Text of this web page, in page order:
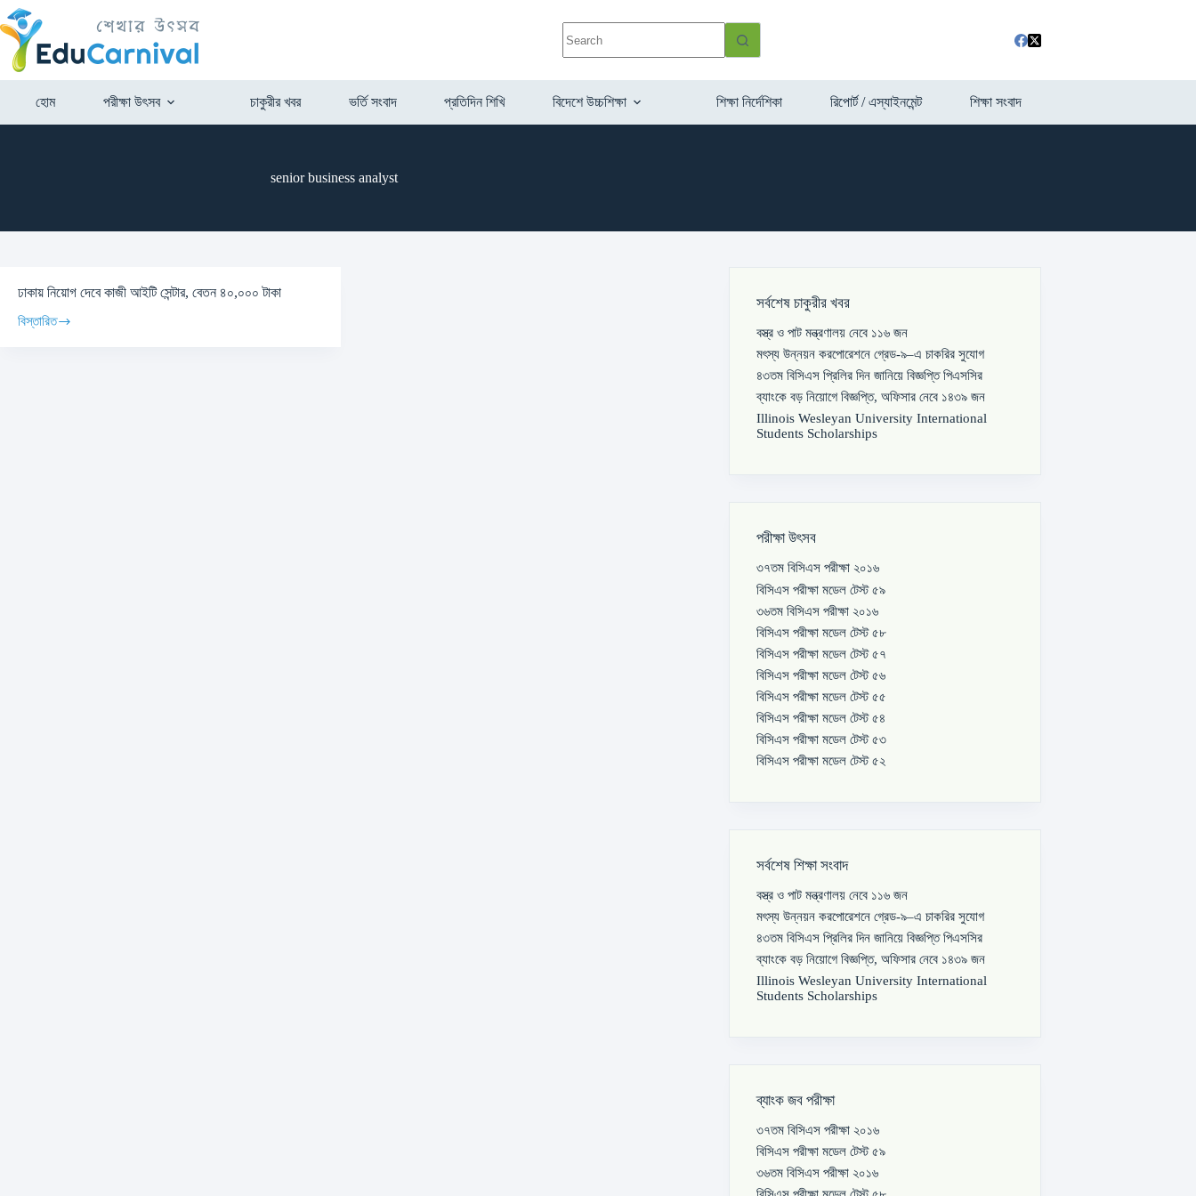
হোম পরীক্ষা উৎসব চাকুরীর খবর ভর্তি সংবাদ প্রতিদিন শিখি বিদেশে উচ্চশিক্ষা শিক্ষা নির্দেশিকা রিপোর্ট / এস্যাইনমেন্ট শিক্ষা সংবাদ
senior business analyst
ঢাকায় নিয়োগ দেবে কাজী আইটি সেন্টার, বেতন ৪০,০০০ টাকা
বিস্তারিত
সর্বশেষ চাকুরীর খবর
বস্ত্র ও পাট মন্ত্রণালয় নেবে ১১৬ জন
মৎস্য উন্নয়ন করপোরেশনে গ্রেড-৯–এ চাকরির সুযোগ
৪৩তম বিসিএস প্রিলির দিন জানিয়ে বিজ্ঞপ্তি পিএসসির
ব্যাংকে বড় নিয়োগে বিজ্ঞপ্তি, অফিসার নেবে ১৪৩৯ জন
Illinois Wesleyan University International
Students Scholarships
পরীক্ষা উৎসব
৩৭তম বিসিএস পরীক্ষা ২০১৬
বিসিএস পরীক্ষা মডেল টেস্ট ৫৯
৩৬তম বিসিএস পরীক্ষা ২০১৬
বিসিএস পরীক্ষা মডেল টেস্ট ৫৮
বিসিএস পরীক্ষা মডেল টেস্ট ৫৭
বিসিএস পরীক্ষা মডেল টেস্ট ৫৬
বিসিএস পরীক্ষা মডেল টেস্ট ৫৫
বিসিএস পরীক্ষা মডেল টেস্ট ৫৪
বিসিএস পরীক্ষা মডেল টেস্ট ৫৩
বিসিএস পরীক্ষা মডেল টেস্ট ৫২
সর্বশেষ শিক্ষা সংবাদ
বস্ত্র ও পাট মন্ত্রণালয় নেবে ১১৬ জন
মৎস্য উন্নয়ন করপোরেশনে গ্রেড-৯–এ চাকরির সুযোগ
৪৩তম বিসিএস প্রিলির দিন জানিয়ে বিজ্ঞপ্তি পিএসসির
ব্যাংকে বড় নিয়োগে বিজ্ঞপ্তি, অফিসার নেবে ১৪৩৯ জন
Illinois Wesleyan University International
Students Scholarships
ব্যাংক জব পরীক্ষা
৩৭তম বিসিএস পরীক্ষা ২০১৬
বিসিএস পরীক্ষা মডেল টেস্ট ৫৯
৩৬তম বিসিএস পরীক্ষা ২০১৬